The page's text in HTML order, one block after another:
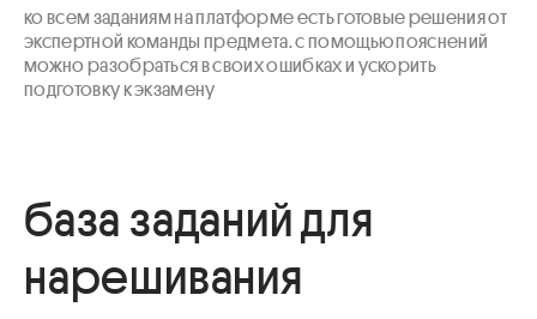
ко всем заданиям на платформе есть готовые решения от
экспертной команды предмета. с помощью пояснений
можно разобраться в своих ошибках и ускорить
подготовку к экзамену
база заданий для
нарешивания